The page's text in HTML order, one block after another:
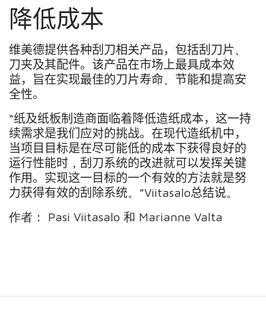
降低成本
维美德提供各种刮刀相关产品，包括刮刀片
刀夹及其配件。该产品在市场上最具成本效
益，旨在实现最佳的刀片寿命
节能和提高安
全性。
“纸及纸板制造商面临着降低造纸成本，这一持
续需求是我们应对的挑战。在现代造纸机中，
当项目 目标是在尽可能低的成本下获得良好的
运行性能时 ，刮刀系统的改进就可以发挥关键
作用。实现这一目标的一个有效的方法就是努
力获得有效的刮除系统 ”Viitasalo总结说
作者： Pasi Viitasalo 和 Marianne Valta